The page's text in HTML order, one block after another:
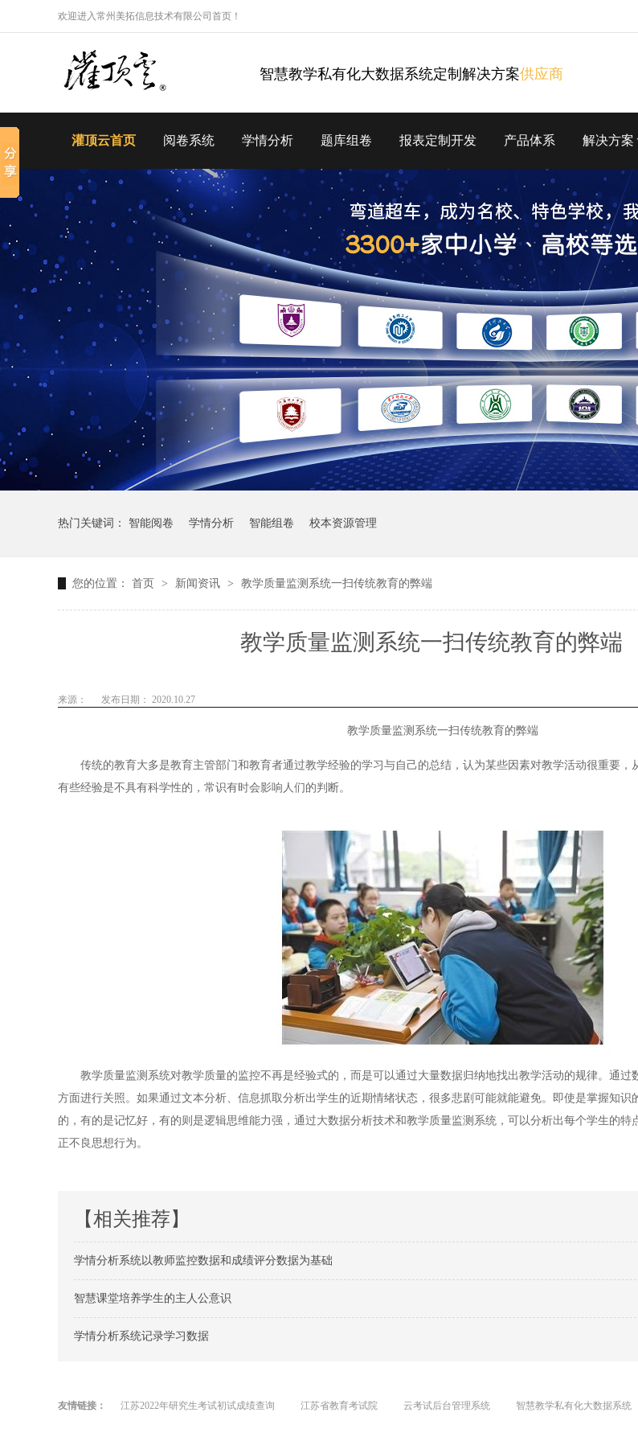
欢迎进入常州美拓信息技术有限公司首页！
智慧教学私有化大数据系统定制解决方案供应商
灌顶云首页 阅卷系统 学情分析 题库组卷 报表定制开发 产品体系 解决方案
热门关键词： 智能阅卷 学情分析 智能组卷 校本资源管理
您的位置： 首页 > 新闻资讯 > 教学质量监测系统一扫传统教育的弊端
教学质量监测系统一扫传统教育的弊端
来源： 发布日期： 2020.10.27
教学质量监测系统一扫传统教育的弊端
传统的教育大多是教育主管部门和教育者通过教学经验的学习与自己的总结，认为某些因素对教学活动很重要，
有些经验是不具有科学性的，常识有时会影响人们的判断。
教学质量监测系统对教学质量的监控不再是经验式的，而是可以通过大量数据归纳地找出教学活动的规律。通过
方面进行关照。如果通过文本分析、信息抓取分析出学生的近期情绪状态，很多悲剧可能就能避免。即使是掌握知识
的，有的是记忆好，有的则是逻辑思维能力强，通过大数据分析技术和教学质量监测系统，可以分析出每个学生的特
正不良思想行为。
【相关推荐】
学情分析系统以教师监控数据和成绩评分数据为基础
智慧课堂培养学生的主人公意识
学情分析系统记录学习数据
友情链接： 江苏2022年研究生考试初试成绩查询 江苏省教育考试院 云考试后台管理系统 智慧教学私有化大数据系统